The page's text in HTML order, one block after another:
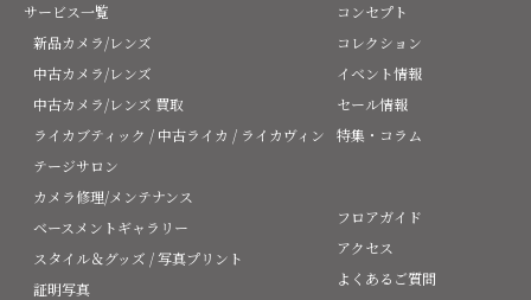
サービス一覧
新品カメラ/レンズ
中古カメラ/レンズ
中古カメラ/レンズ 買取
ライカブティック / 中古ライカ / ライカヴィン
テージサロン
カメラ修理/メンテナンス
ベースメントギャラリー
スタイル＆グッズ / 写真プリント
証明写真
コンセプト
コレクション
イベント情報
セール情報
特集・コラム
フロアガイド
アクセス
よくあるご質問